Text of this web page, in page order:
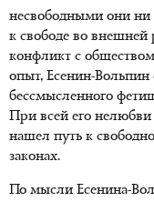
несвободными они ни
к свободе во внешней
конфликт с
опыт, Есенин-Вольпин
бессмысленного
При всей его
нашел путь к
законах.
По мысли Есенина-